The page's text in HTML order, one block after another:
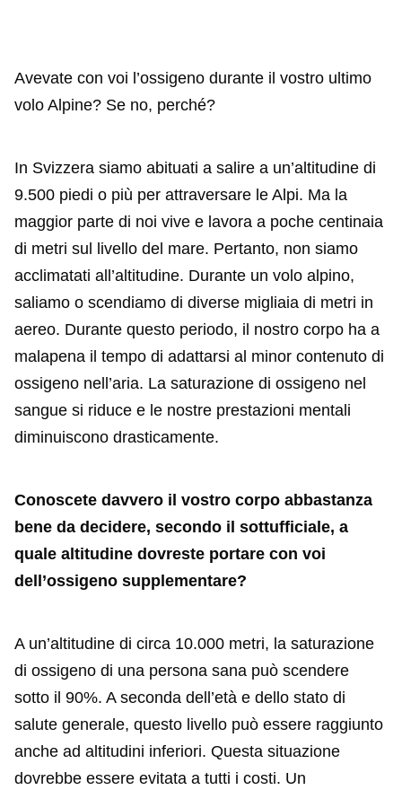
Avevate con voi l’ossigeno durante il vostro ultimo
volo Alpine? Se no, perché?
In Svizzera siamo abituati a salire a un’altitudine di
9.500 piedi o più per attraversare le Alpi. Ma la
maggior parte di noi vive e lavora a poche centinaia
di metri sul livello del mare. Pertanto, non siamo
acclimatati all’altitudine. Durante un volo alpino,
saliamo o scendiamo di diverse migliaia di metri in
aereo. Durante questo periodo, il nostro corpo ha a
malapena il tempo di adattarsi al minor contenuto di
ossigeno nell’aria. La saturazione di ossigeno nel
sangue si riduce e le nostre prestazioni mentali
diminuiscono drasticamente.
Conoscete davvero il vostro corpo abbastanza
bene da decidere, secondo il sottufficiale, a
quale altitudine dovreste portare con voi
dell’ossigeno supplementare?
A un’altitudine di circa 10.000 metri, la saturazione
di ossigeno di una persona sana può scendere
sotto il 90%. A seconda dell’età e dello stato di
salute generale, questo livello può essere raggiunto
anche ad altitudini inferiori. Questa situazione
dovrebbe essere evitata a tutti i costi. Un